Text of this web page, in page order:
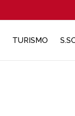
TURISMO